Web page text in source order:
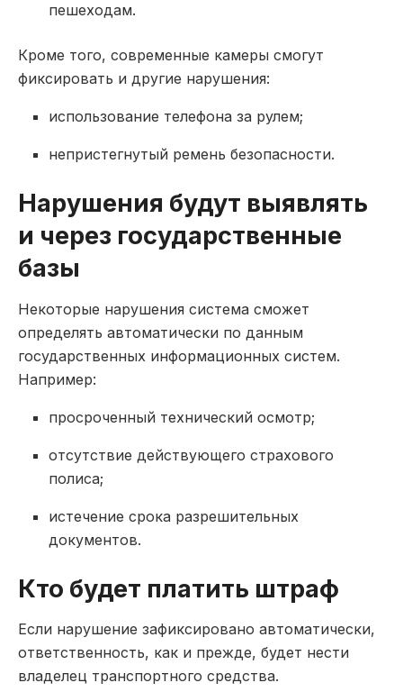
пешеходам.
Кроме того, современные камеры смогут
фиксировать и другие нарушения:
использование телефона за рулем;
непристегнутый ремень безопасности.
Нарушения будут выявлять
и через государственные
базы
Некоторые нарушения система сможет
определять автоматически по данным
государственных информационных систем.
Например:
просроченный технический осмотр;
отсутствие действующего страхового
полиса;
истечение срока разрешительных
документов.
Кто будет платить штраф
Если нарушение зафиксировано автоматически,
ответственность, как и прежде, будет нести
владелец транспортного средства.